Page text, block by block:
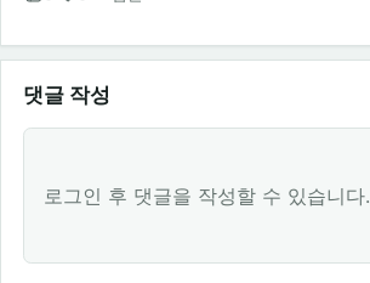
댓글 작성
로그인 후 댓글을 작성할 수 있습니다.